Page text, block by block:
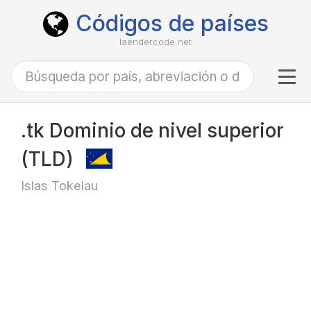
Códigos de países
laendercode.net
.tk Dominio de nivel superior
(TLD)
Islas Tokelau